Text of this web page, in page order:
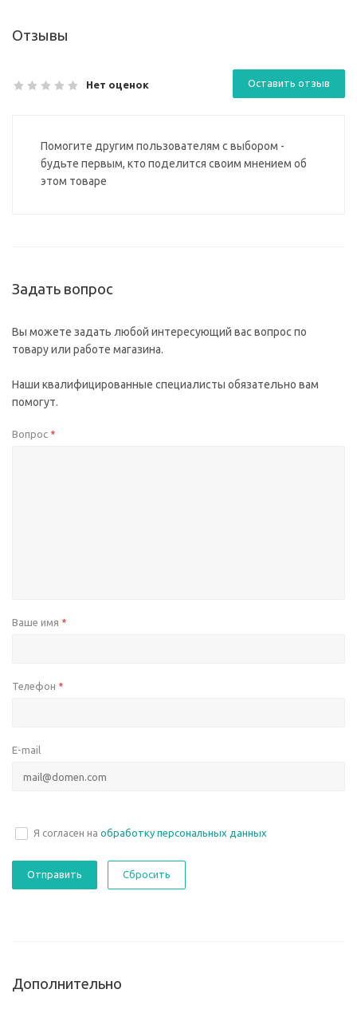
Отзывы
Нет оценок Оставить отзыв
Помогите другим пользователям с выбором -
будьте первым, кто поделится своим мнением об
этом товаре
Задать вопрос
Вы можете задать любой интересующий вас вопрос по
товару или работе магазина.
Наши квалифицированные специалисты обязательно вам
помогут.
Вопрос *
Ваше имя *
Телефон *
E-mail
Я согласен на обработку персональных данных
Сбросить
Дополнительно